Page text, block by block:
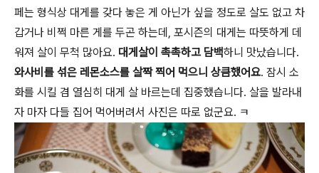
페는 형식상 대게를 갖다 놓은 게 아닌가 싶을 정도로 살도 없고 차
갑거나 비쩍 마른 게를 두곤 하는데, 포시즌의 대게는 따뜻하게 데
워져 살이 무척 많아요. 대게살이 촉촉하고 담백하니 맛났습니다.
와사비를 섞은 레몬소스를 살짝 찍어 먹으니 상큼했어요. 잠시 소
화를 시킬 겸 열심히 대게 살 바르는데 집중했습니다. 살을 발라내
자 마자 다들 집어 먹어버려서 사진은 따로 없군요. ㅋ